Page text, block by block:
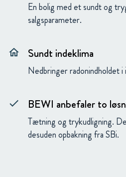
En bolig med et sundt og
salgsparameter.
home Sundt indeklima
Nedbringer radonindholdet
check BEWI anbefaler to
Tætning og trykudligning.
desuden opbakning fra SBi.